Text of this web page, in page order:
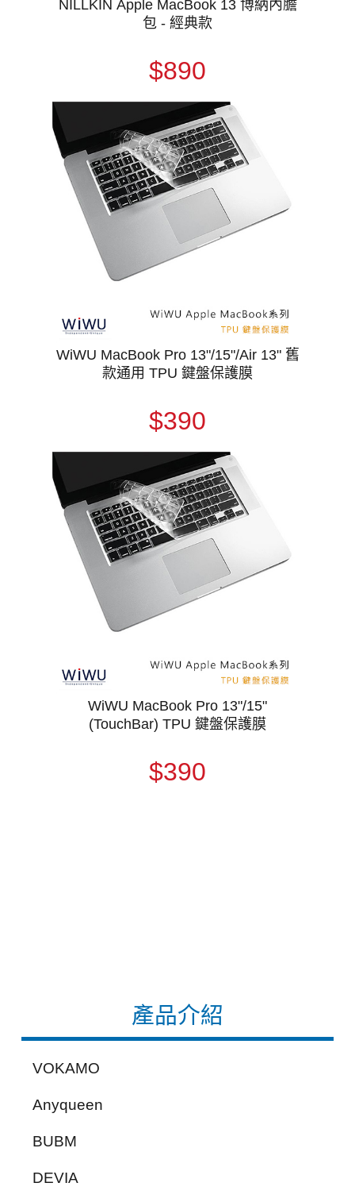
產品介紹
VOKAMO
Anyqueen
BUBM
DEVIA
NILLKIN Apple MacBook 13 博納內膽
包 - 經典款
$890
WiWU MacBook Pro 13"/15"/Air 13" 舊
款通用 TPU 鍵盤保護膜
$390
WiWU MacBook Pro 13"/15"
(TouchBar) TPU 鍵盤保護膜
$390